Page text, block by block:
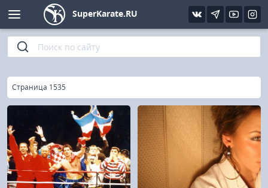
SuperKarate.RU
Главная
»
Страница 1535
Киокушинкай
Кёкусин (IFK)
Шинкиокушинкай
Кекусин-кан
Кикбоксинг и K-1
Фото
Видео
Интервью
Статьи
Уроки каратэ
Файлы
Библиотека